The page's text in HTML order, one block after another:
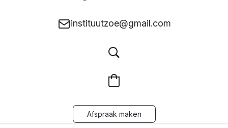
instituutzoe@gmail.com
Afspraak maken